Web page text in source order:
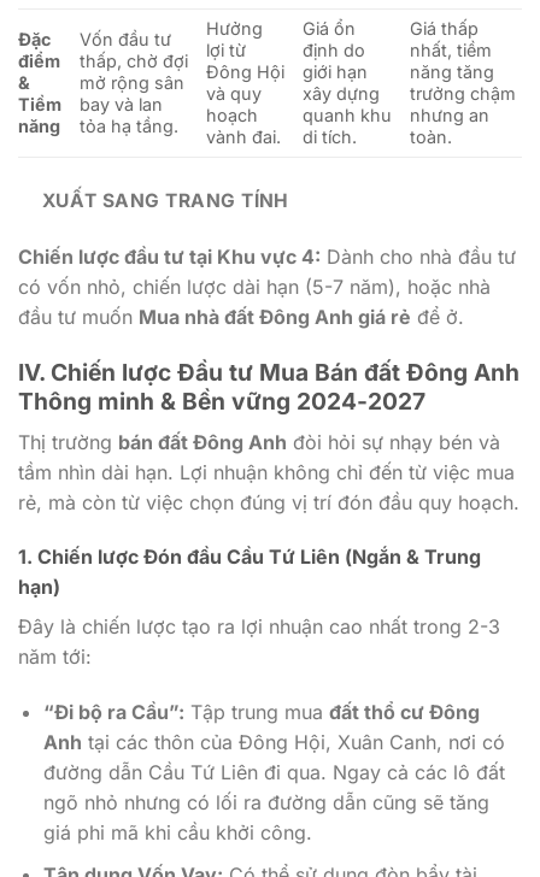
Đặc
điểm
&
Tiềm
năng
Vốn đầu tư
thấp, chờ đợi
mở rộng sân
bay và lan
tỏa hạ tầng.
Hưởng
lợi từ
Đông Hội
và quy
hoạch
vành đai.
Giá ổn
định do
giới hạn
xây dựng
quanh khu
di tích.
Giá thấp
nhất, tiềm
năng tăng
trưởng chậm
nhưng an
toàn.
XUẤT SANG TRANG TÍNH
Chiến lược đầu tư tại Khu vực 4: Dành cho nhà đầu tư
có vốn nhỏ, chiến lược dài hạn (5-7 năm), hoặc nhà
đầu tư muốn Mua nhà đất Đông Anh giá rẻ để ở.
IV. Chiến lược Đầu tư Mua Bán đất Đông Anh
Thông minh & Bền vững 2024-2027
Thị trường bán đất Đông Anh đòi hỏi sự nhạy bén và
tầm nhìn dài hạn. Lợi nhuận không chỉ đến từ việc mua
rẻ, mà còn từ việc chọn đúng vị trí đón đầu quy hoạch.
1. Chiến lược Đón đầu Cầu Tứ Liên (Ngắn & Trung
hạn)
Đây là chiến lược tạo ra lợi nhuận cao nhất trong 2-3
năm tới:
“Đi bộ ra Cầu”: Tập trung mua đất thổ cư Đông
Anh tại các thôn của Đông Hội, Xuân Canh, nơi có
đường dẫn Cầu Tứ Liên đi qua. Ngay cả các lô đất
ngõ nhỏ nhưng có lối ra đường dẫn cũng sẽ tăng
giá phi mã khi cầu khởi công.